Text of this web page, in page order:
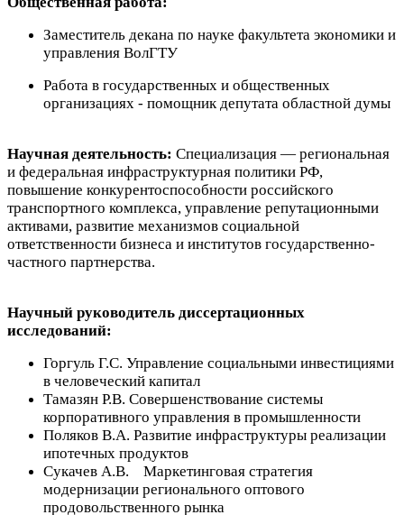
Заместитель декана по науке факультета экономики и
управления ВолГТУ
Работа в государственных и общественных
организациях - помощник депутата областной думы
Научная деятельность: Специализация — региональная
и федеральная инфраструктурная политики РФ,
повышение конкурентоспособности российского
транспортного комплекса, управление репутационными
активами, развитие механизмов социальной
ответственности бизнеса и институтов государственно-
частного партнерства.
Научный руководитель диссертационных
исследований:
Горгуль Г.С. Управление социальными инвестициями
в человеческий капитал
Тамазян Р.В. Совершенствование системы
корпоративного управления в промышленности
Поляков В.А. Развитие инфраструктуры реализации
ипотечных продуктов
Сукачев А.В. Маркетинговая стратегия
модернизации регионального оптового
продовольственного рынка